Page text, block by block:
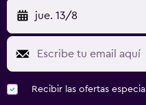
jue. 13/8
Recibir las ofertas